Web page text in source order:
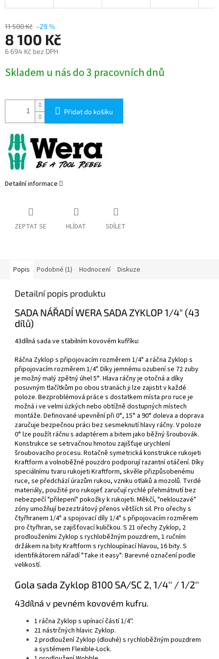
11 500 Kč –29 %
8 100 Kč
6 694 Kč bez DPH
cena:
Skladem u nás do 3 pracovních dnů
Přidat do košíku
Detailní informace
ZEPTAT SE HLÍDAT SDÍLET
Popis Podobné (1) Hodnocení Diskuze
Detailní popis produktu
SADA NÁŘADÍ WERA SADA ZYKLOP 1/4" (43
dílů)
43dílná sada ve stabilním kovovém kufříku:
Ráčna Zyklop s připojovacím rozměrem 1/4" a ráčna Zyklop s
připojovacím rozměrem 1/4". Díky jemnému ozubení se 72 zuby
je možný malý zpětný úhel 5°. Hlava ráčny je otočná a díky
posuvným tlačítkům po obou stranách ji lze zajistit v každé
poloze. Bezproblémová práce s dostatkem místa pro ruce je
možná i ve velmi úzkých nebo obtížně dostupných místech
montáže. Definované upevnění při 0°, 15° a 90° doleva a doprava
zaručuje bezpečnou práci bez sesmeknutí hlavy ráčny. V poloze
0° lze použít ráčnu s adaptérem a bitem jako běžný šroubovák.
Konstrukce se setrvačnou hmotou zajišťuje urychlení
šroubovacího procesu. Rotačně symetrická konstrukce rukojeti
Kraftform a volnoběžné pouzdro podporují razantní otáčení. Díky
speciálnímu tvaru rukojeti Kraftform, skvěle přizpůsobenému
ruce, se předchází úrazům rukou, vzniku otlaků a mozolů. Tvrdé
materiály, použité pro rukojeť zaručují rychlé přehmátnutí bez
nebezpečí "přilepení" pokožky k rukojeti. Měkčí, "neklouzavé"
zóny umožňují bezeztrátový přenos větších sil. Pro ořechy s
čtyřhranem 1/4" a spojovací díly 1/4" s připojovacím rozměrem
pro čtyřhran, se zajišťovací kuličkou. S 21 ořechy Zyklop, 2
prodlouženími Zyklop s rychloběžným pouzdrem, 1 ručním
držákem na bity Kraftform s rychloupínací hlavou, 16 bity. S
identifikátorem nářadí "Take it easy": Barevné označení podle
velikostí.
Gola sada Zyklop 8100 SA/SC 2, 1/4'' / 1/2''
43dílná v pevném kovovém kufru.
1 ráčna Zyklop s upínací částí 1/4''.
21 nástrčných hlavic Zyklop.
2 prodloužení Zyklop (dlouhé) s rychloběžným pouzdrem
a systémem Flexible-Lock.